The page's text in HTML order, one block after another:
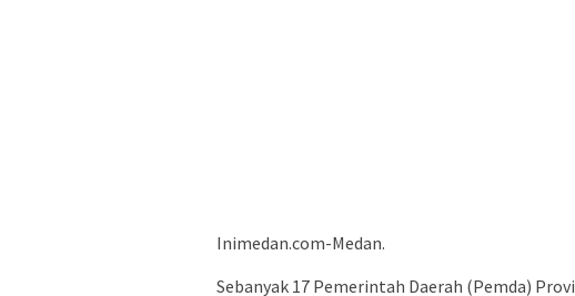
Inimedan.com-Medan.
Sebanyak 17 Pemerintah Daerah (Pemda)